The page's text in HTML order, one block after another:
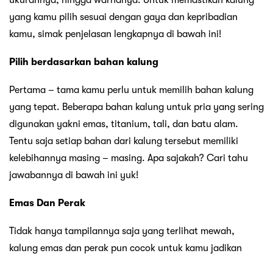
yang kamu pilih sesuai dengan gaya dan kepribadian
kamu, simak penjelasan lengkapnya di bawah ini!
Pilih berdasarkan bahan kalung
Pertama – tama kamu perlu untuk memilih bahan kalung
yang tepat. Beberapa bahan kalung untuk pria yang sering
digunakan yakni emas, titanium, tali, dan batu alam.
Tentu saja setiap bahan dari kalung tersebut memiliki
kelebihannya masing – masing. Apa sajakah? Cari tahu
jawabannya di bawah ini yuk!
Emas Dan Perak
Tidak hanya tampilannya saja yang terlihat mewah,
kalung emas dan perak pun cocok untuk kamu jadikan